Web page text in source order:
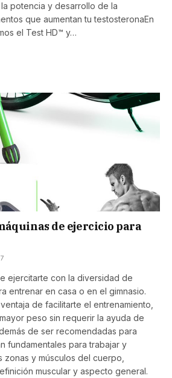
potencia y desarrollo de la
que aumentan tu testosterona​En
el Test HD™ y…
de ejercicio para
ejercitarte con la diversidad de
entrenar en casa o en el gimnasio.
de facilitarte el entrenamiento,
peso sin requerir la ayuda de
de ser recomendadas para
fundamentales para trabajar y
zonas y músculos del cuerpo,
muscular y aspecto general.